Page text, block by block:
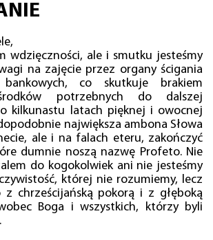
wdzięczności, ale i smutku jesteśmy
na zajęcie przez organy ścigania
co skutkuje brakiem
potrzebnych do dalszej
kilkunastu latach pięknej i owocnej
największa ambona Słowa
ale i na falach eteru, zakończyć
dumnie noszą nazwę Profeto. Nie
do kogokolwiek ani nie jesteśmy
której nie rozumiemy, lecz
chrześcijańską pokorą i z głęboką
Boga i wszystkich, którzy byli